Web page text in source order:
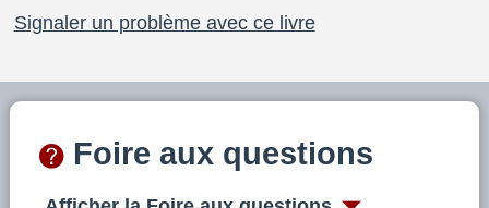
Signaler un problème avec ce livre
Foire aux questions